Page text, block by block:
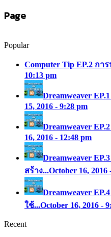
Page
Popular
Computer Tip EP.2 กา
10:13 pm
Dreamweaver
15, 2016 - 9:28 pm
Dreamweaver
16, 2016 - 12:48 pm
Dreamweaver
สร้าง...October 16, 2016
Dreamweaver
ใช้...October 16, 2016 -
Recent